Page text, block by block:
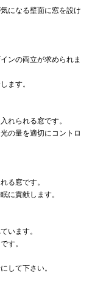
になる壁面に窓を設け
ンの両立が求められま
ます。
れられる窓です。
の量を適切にコントロ
る窓です。
に貢献します。
います。
す。
して下さい。